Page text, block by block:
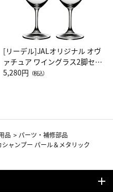
[リーデル]JALオリジナル オヴ
ァチュア ワイングラス2脚セッ
ト（レッドワイン）
5,280円 （税込）
品 > パーツ・補修部品
ャンプー パール＆メタリック